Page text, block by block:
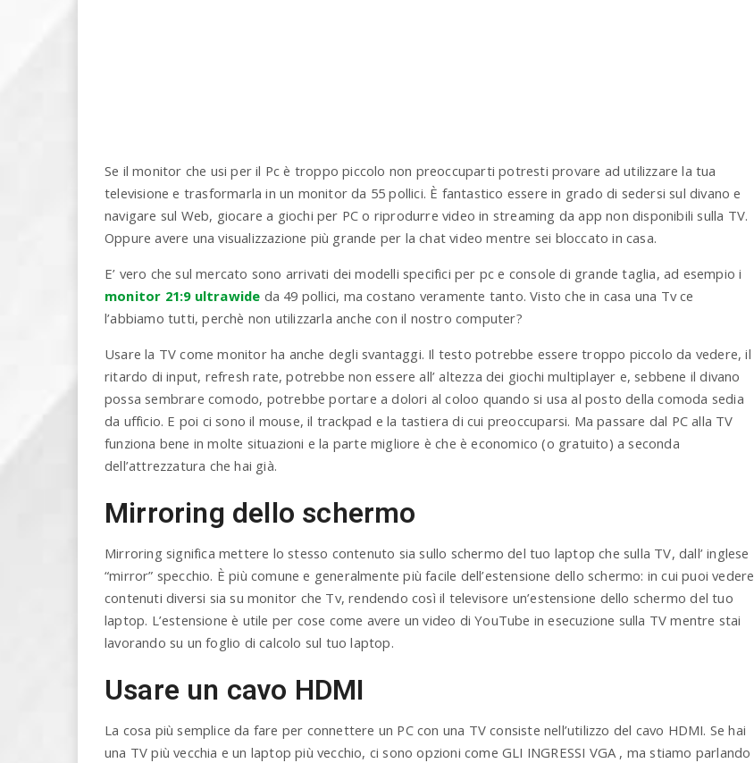
Se il monitor che usi per il Pc è troppo piccolo non preoccuparti potresti provare ad utilizzare la tua
televisione e trasformarla in un monitor da 55 pollici. È fantastico essere in grado di sedersi sul divano e
navigare sul Web, giocare a giochi per PC o riprodurrevideo in streaming da app non disponibili sulla TV.
Oppure avere una visualizzazione più grande per lachat video mentre sei bloccato in casa.
E’ vero che sul mercato sono arrivati dei modelli specifici per pc e console di grande taglia, ad esempio i
monitor 21:9 ultrawide da 49 pollici, ma costano veramente tanto. Visto che in casa una Tv ce
l’abbiamo tutti, perchè non utilizzarla anche con il nostro computer?
Usare la TV come monitor ha anche degli svantaggi. Il testo potrebbe essere troppo piccolo da vedere, il
ritardo di input, refresh rate, potrebbe non essere all’ altezza dei giochi multiplayer e, sebbene il divano
possa sembrare comodo, potrebbe portare a dolori al coloo quando si usa al posto della comoda sedia
da ufficio. E poi ci sono il mouse, il trackpad e la tastiera di cui preoccuparsi. Ma passare dal PC alla TV
funziona bene in molte situazioni e la parte migliore è che è economico (o gratuito) a seconda
dell’attrezzatura che hai già.
Mirroring dello schermo
Mirroring significa mettere lo stesso contenuto sia sullo schermo del tuo laptop che sulla TV, dall’ inglese
“mirror” specchio. È più comune e generalmente più facile dell’estensione dello schermo: in cui puoi vedere
contenuti diversi sia su monitor che Tv, rendendo così il televisore un’estensione dello schermo del tuo
laptop. L’estensione è utile per cose come avere un video di YouTube in esecuzione sulla TV mentre stai
lavorando su un foglio di calcolo sul tuo laptop.
Usare un cavo HDMI
La cosa più semplice da fare per connettere un PC con una TV consiste nell’utilizzo del cavo HDMI. Se hai
una TV più vecchia e un laptop più vecchio, ci sono opzioni come GLI INGRESSI VGA , ma stiamo parlando